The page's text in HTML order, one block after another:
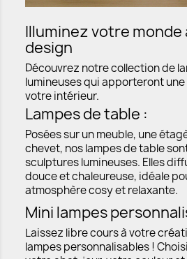
Illuminez votre monde
design
Découvrez notre collection de
lumineuses qui apporteront
votre intérieur.
Lampes de table :
Posées sur un meuble, une
chevet, nos lampes de table
sculptures lumineuses. Elles
douce et chaleureuse, idéale
atmosphère cosy et relaxante.
Mini lampes
Laissez libre cours à votre
lampes personnalisables !